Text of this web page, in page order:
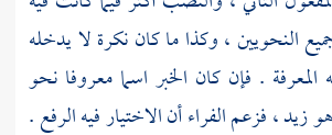
النحويين ، وكذا ما كان نكرة لا يدخله
المعرفة . فإن كان الخبر اسما معروفا نحو
زيد ، فزعمالفراءأن الاختيار فيه الرفع .